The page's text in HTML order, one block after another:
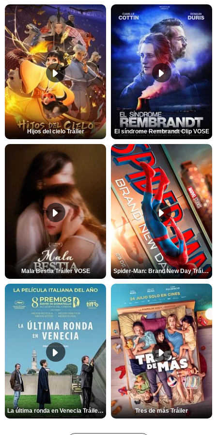
Hijos del cielo Tráiler El síndrome Rembrandt Clip VOSE
Mala Bèstia Tráiler VOSE Spider-Man: Brand New Day Tráiler (3)
La última ronda en Venecia Tráiler VOSE Tres de más Tráiler